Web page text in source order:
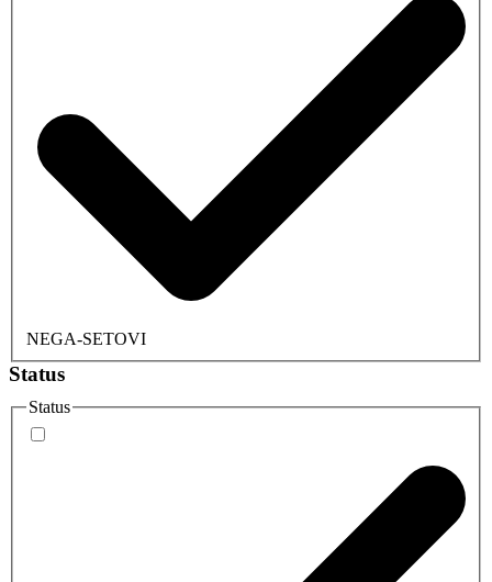
NEGA-SETOVI
Status
Status